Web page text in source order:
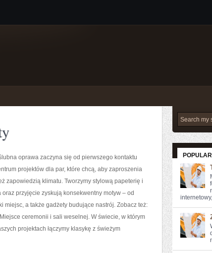
oprawa zaczyna się od pierwszego kontaktu
projektów dla par, które chcą, aby zaproszenia
zapowiedzią klimatu. Tworzymy stylową papeterię i
przyjęcie zyskują konsekwentny motyw – od
miejsc, a także gadżety budujące nastrój. Zobacz też:
ceremonii i sali weselnej. W świecie, w którym
projektach łączymy klasykę z świeżym
POPULAR